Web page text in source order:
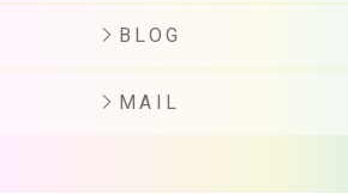
BLOG
MAIL